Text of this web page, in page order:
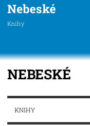
Nebeské
Knihy
NEBESKÉ
KNIHY